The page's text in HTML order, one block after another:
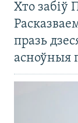
Хто забіў
празь
асноўныя